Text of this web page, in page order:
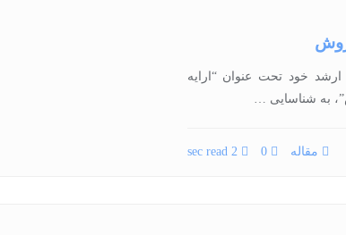
ارشد خود تحت عنوان “ارایه
به شناسایی …
مقاله 0
2 sec read